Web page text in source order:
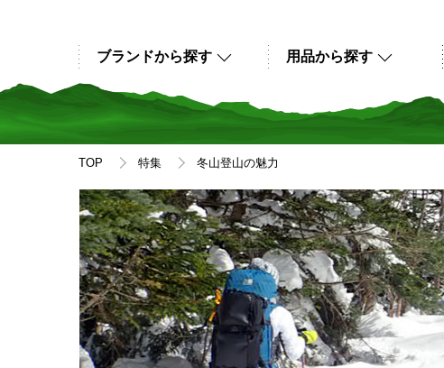
用品から探す
ブランドから探す
TOP 特集 冬山登山の魅力